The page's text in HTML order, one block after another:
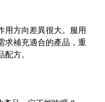
用方向差異很大。服用
求補充適合的產品，重
方。